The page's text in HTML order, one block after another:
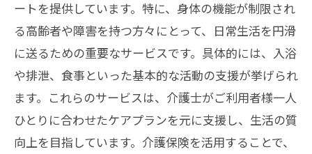
ートを提供しています。特に、身体の機能が制限され
る高齢者や障害を持つ方々にとって、日常生活を円滑
に送るための重要なサービスです。具体的には、入浴
や排泄、食事といった基本的な活動の支援が挙げられ
ます。これらのサービスは、介護士がご利用者様一人
ひとりに合わせたケアプランを元に支援し、生活の質
向上を目指しています。介護保険を活用することで、